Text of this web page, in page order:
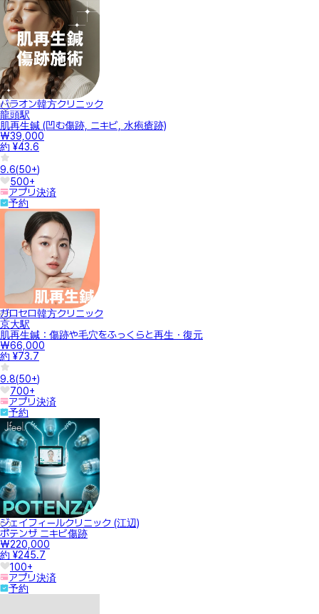
バラオン韓方クリニック
龍頭駅
肌再生鍼 (凹む傷跡, ニキビ, 水疱瘡跡)
₩39,000
約 ¥43.6
9.6(50+)
500+
アプリ決済
予約
ガロセロ韓方クリニック
京大駅
肌再生鍼：傷跡や毛穴をふっくらと再生・復元
₩66,000
約 ¥73.7
9.8(50+)
700+
アプリ決済
予約
ジェイフィールクリニック (江辺)
ポテンザ ニキビ傷跡
₩220,000
約 ¥245.7
100+
アプリ決済
予約